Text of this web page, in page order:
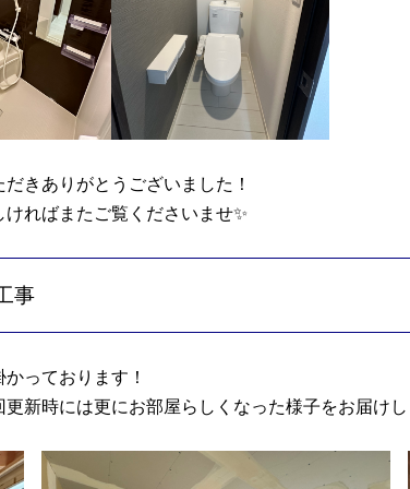
きありがとうございました！
ればまたご覧くださいませ✨
事
っております！
新時には更にお部屋らしくなった様子をお届けし